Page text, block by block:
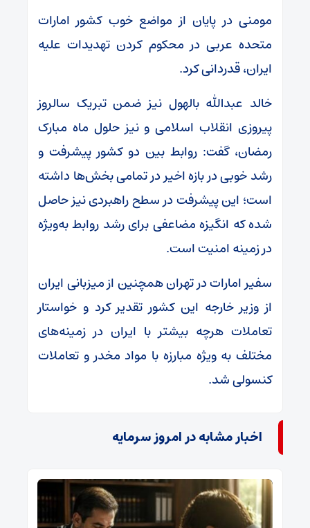
مومنی در پایان از مواضع خوب کشور امارات
متحده عربی در محکوم کردن تهدیدات علیه
ایران، قدردانی کرد.
خالد عبدالله بالهول نیز ضمن تبریک سالروز
پیروزی انقلاب اسلامی و نیز حلول ماه مبارک
رمضان، گفت: روابط بین دو کشور پیشرفت و
رشد خوبی در بازه اخیر در تمامی بخش‌ها داشته
است؛ این پیشرفت در سطح راهبردی نیز حاصل
شده که انگیزه مضاعفی برای رشد روابط به‌ویژه
در زمینه امنیت است.
سفیر امارات در تهران همچنین از میزبانی ایران
از وزیر خارجه این کشور تقدیر کرد و خواستار
تعاملات هرچه بیشتر با ایران در زمینه‌های
مختلف به ویژه مبارزه با مواد مخدر و تعاملات
کنسولی شد.
اخبار مشابه در امروز سرمایه